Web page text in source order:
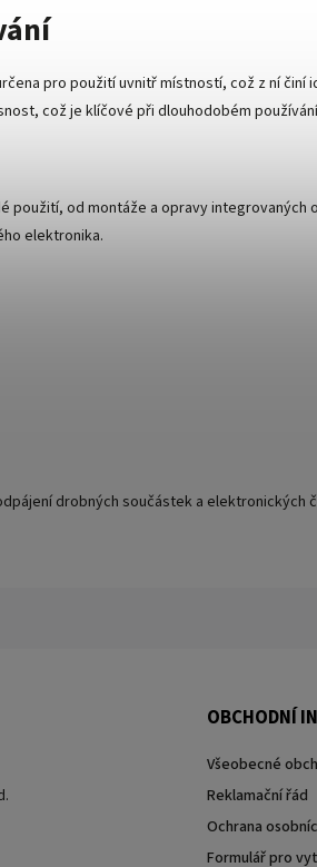
pro použití uvnitř místností, což z ní
což je klíčové při dlouhodobém
od montáže a opravy
elektronika.
drobných součástek a elektronických
OBCHODNÍ
Všeobecné
Reklamační řád
Ochrana
Formulář pro